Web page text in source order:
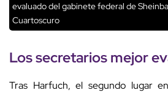
evaluado del gabinete federal de
Cuartoscuro
Los secretarios mejor
Tras Harfuch, el segundo lugar